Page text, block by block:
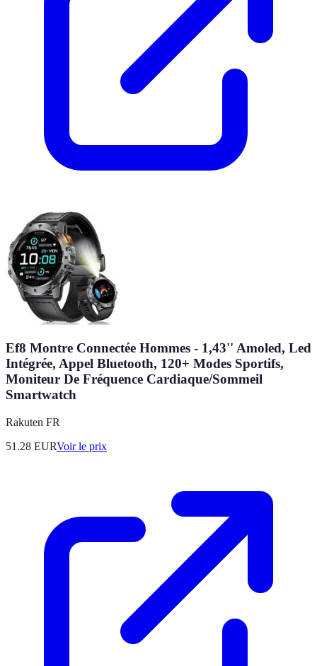
Ef8 Montre Connectée Hommes - 1,43'' Amoled, Led
Intégrée, Appel Bluetooth, 120+ Modes Sportifs,
Moniteur De Fréquence Cardiaque/Sommeil
Smartwatch
Rakuten FR
51.28 EURVoir le prix